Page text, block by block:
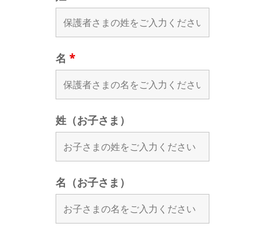
名 *
姓（お子さま）
名（お子さま）